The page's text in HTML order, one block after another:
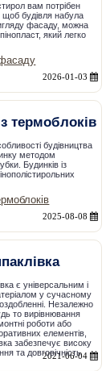
вам потрібен
будівля набула
фасаду, можна
який легко
2026-01-03
термоблоків
будівництва
методом
Будинків із
2025-08-08
є універсальним і
у сучасному
оздобленні. Незалежно
то вирівнювання
роботи або
елементів,
забезпечує високу
та довговічність
2021-06-04